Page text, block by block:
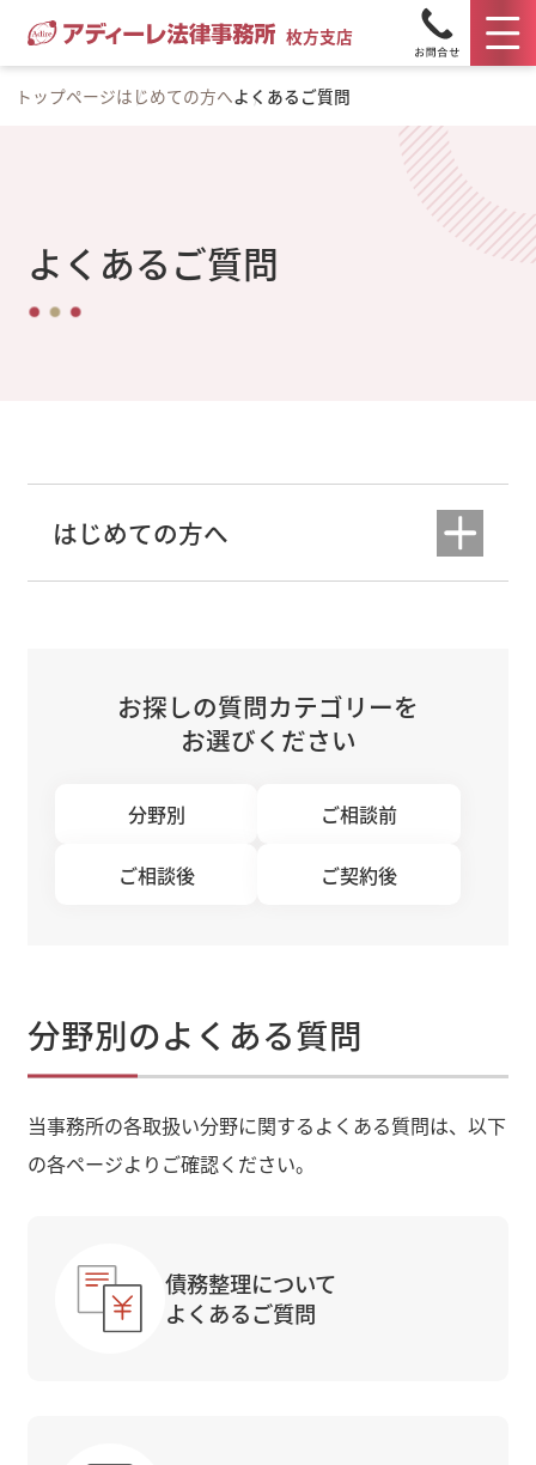
枚方支店
トップページはじめての方へよくあるご質問
よくあるご質問
はじめての方へ
お探しの質問カテゴリーを
お選びください
分野別 ご相談前
ご相談後 ご契約後
分野別のよくある質問
当事務所の各取扱い分野に関するよくある質問は、以下
の各ページよりご確認ください。
債務整理について
よくあるご質問